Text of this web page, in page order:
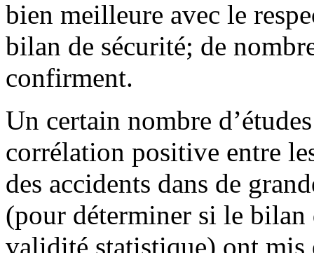
bien meilleure avec le
bilan de sécurité; de
confirment.
Un certain nombre
corrélation positive entre
des accidents dans de
(pour déterminer si le bilan
validité statistique) ont mis